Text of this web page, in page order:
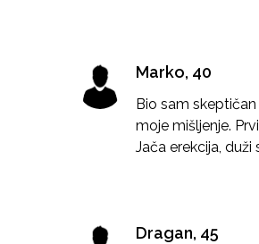
Marko, 40
Bio sam
moje mišljenje.
Jača erekcija, duži
Dragan, 45